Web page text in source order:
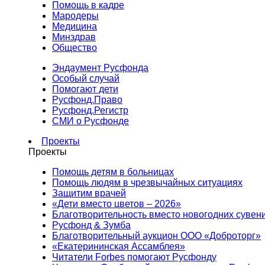
Помощь в кадре
Мародеры
Медицина
Минздрав
Общество
Эндаумент Русфонда
Особый случай
Помогают дети
Русфонд.Право
Русфонд.Регистр
СМИ о Русфонде
Проекты
Проекты
Помощь детям в больницах
Помощь людям в чрезвычайных ситуациях
Защитим врачей
«Дети вместо цветов – 2026»
Благотворительность вместо новогодних
Русфонд & Зумба
Благотворительный аукцион ООО «Доброторг»
«Екатерининская Ассамблея»
Читатели Forbes помогают Русфонду